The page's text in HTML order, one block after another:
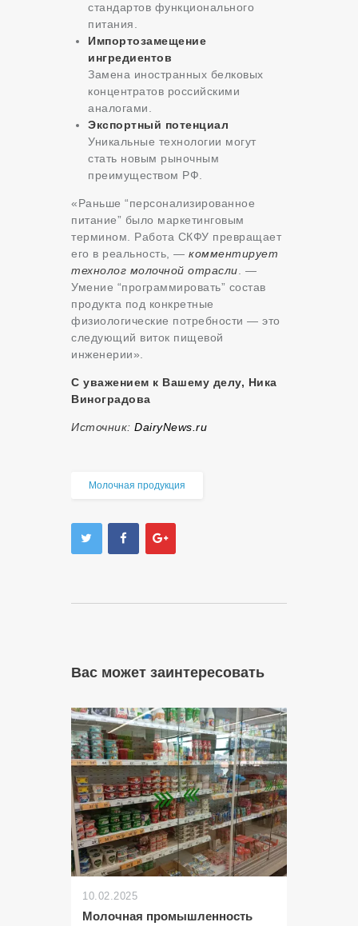
стандартов функционального
питания.
Импортозамещение
ингредиентов
Замена иностранных белковых
концентратов российскими
аналогами.
Экспортный потенциал
Уникальные технологии могут
стать новым рыночным
преимуществом РФ.
«Раньше “персонализированное
питание” было маркетинговым
термином. Работа СКФУ превращает
его в реальность, — комментирует
технолог молочной отрасли . —
Умение “программировать” состав
продукта под конкретные
физиологические потребности — это
следующий виток пищевой
инженерии».
С уважением к Вашему делу, Ника
Виноградова
Источник: DairyNews.ru
Молочная продукция
Вас может заинтересовать
10.02.2025
Молочная промышленность